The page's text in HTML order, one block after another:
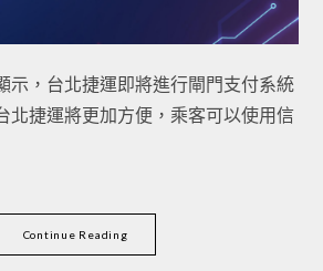
示，台北捷運即將進行閘門支付系統
北捷運將更加方便，乘客可以使用信
Continue Reading